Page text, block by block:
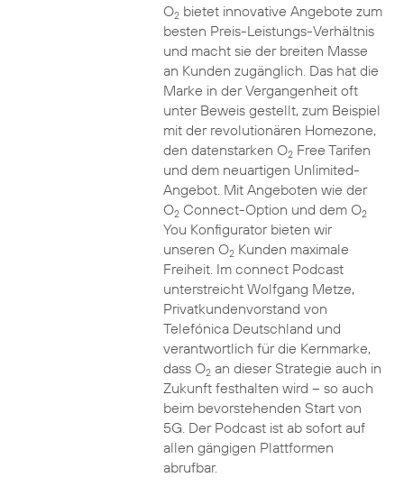
O2bietet innovative Angebote zum
besten Preis-Leistungs-Verhältnis
und macht sie der breiten Masse
an Kunden zugänglich. Das hat die
Marke in der Vergangenheit oft
unter Beweis gestellt, zum Beispiel
mit der revolutionären Homezone,
den datenstarken O2Free Tarifen
und dem neuartigen Unlimited-
Angebot. Mit Angeboten wie der
O2Connect-Option und dem O2
You Konfigurator bieten wir
unseren O2Kunden maximale
Freiheit. Im connect Podcast
unterstreicht Wolfgang Metze,
Privatkundenvorstand von
Telefónica Deutschland und
verantwortlich für die Kernmarke,
dass O2an dieser Strategie auch in
Zukunft festhalten wird – so auch
beim bevorstehenden Start von
5G. Der Podcast ist ab sofort auf
allen gängigen Plattformen
abrufbar.